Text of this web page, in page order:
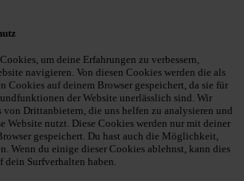
um deine Erfahrungen zu verbessern,
navigieren. Von diesen Cookies werden die als
Cookies auf deinem Browser gespeichert, da sie für
der Website unerlässlich sind. Wir
von Drittanbietern, die uns helfen zu analysieren und
Website nutzt. Diese Cookies werden nur mit deiner
gespeichert. Du hast auch die Möglichkeit,
Wenn du einige dieser Cookies ablehnst, kann dies
Surfverhalten haben.